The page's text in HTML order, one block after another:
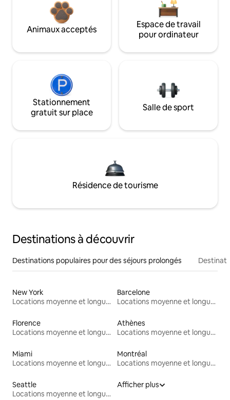
Animaux acceptés
Espace de travail
pour ordinateur
Stationnement
gratuit sur place
Salle de sport
Résidence de tourisme
Destinations à découvrir
Destinations populaires pour des séjours prolongés
New York
Locations moyenne et longue durée
Barcelone
Locations moyenne et longue durée
Florence
Locations moyenne et longue durée
Athènes
Locations moyenne et longue durée
Miami
Locations moyenne et longue durée
Montréal
Locations moyenne et longue durée
Seattle
Locations moyenne et longue durée
Afficher plus